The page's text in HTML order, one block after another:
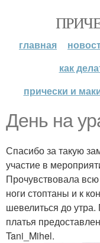
главная
как
прически и
День на
Спасибо за такую
участие в
Прочувствовала
ноги стоптаны и к
шевелиться до
платья
Tani_Mihel.